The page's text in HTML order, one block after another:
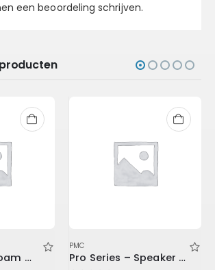
een beoordeling schrijven.
2 inch Studiofoam Wedge, 12-Pack 12-61x122cm panel, Burgundy
PMC
Pro Series – Speaker Cabinet TS Cable 3′ (0.9 m)